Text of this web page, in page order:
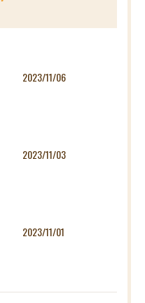
2023/11/06
2023/11/03
2023/11/01